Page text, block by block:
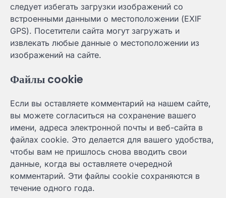
следует избегать загрузки изображений со
встроенными данными о местоположении (EXIF
GPS). Посетители сайта могут загружать и
извлекать любые данные о местоположении из
изображений на сайте.
Файлы cookie
Если вы оставляете комментарий на нашем сайте,
вы можете согласиться на сохранение вашего
имени, адреса электронной почты и веб-сайта в
файлах cookie. Это делается для вашего удобства,
чтобы вам не пришлось снова вводить свои
данные, когда вы оставляете очередной
комментарий. Эти файлы cookie сохраняются в
течение одного года.